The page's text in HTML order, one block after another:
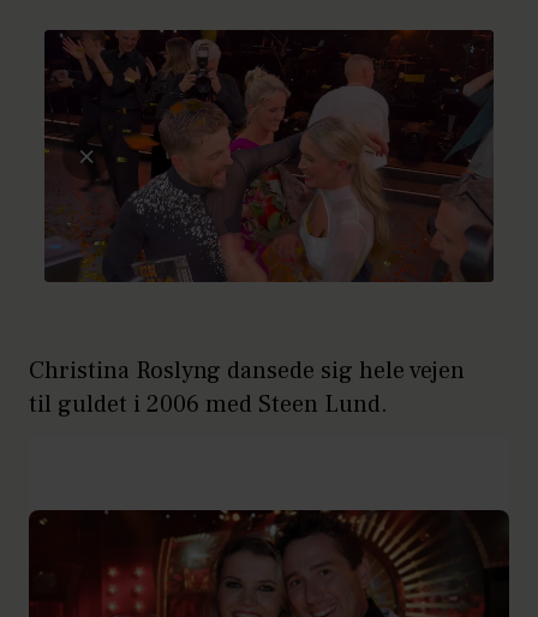
Christina Roslyng dansede sig hele vejen
til guldet i 2006 med Steen Lund.